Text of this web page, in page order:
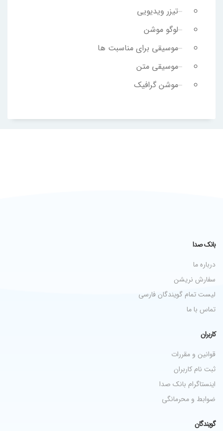
تیزر ویدیویی
لوگو موشن
موسیقی برای مناسبت ها
موسیقی متن
موشن گرافیک
بانک صدا
درباره ما
سفارش نریشن
لیست تمام گویندگان فارسی
تماس با ما
کاربران
قوانین و مقررات
ثبت نام کاربران
اینستاگرام بانک صدا
ضوابط و محرمانگی
گویندگان